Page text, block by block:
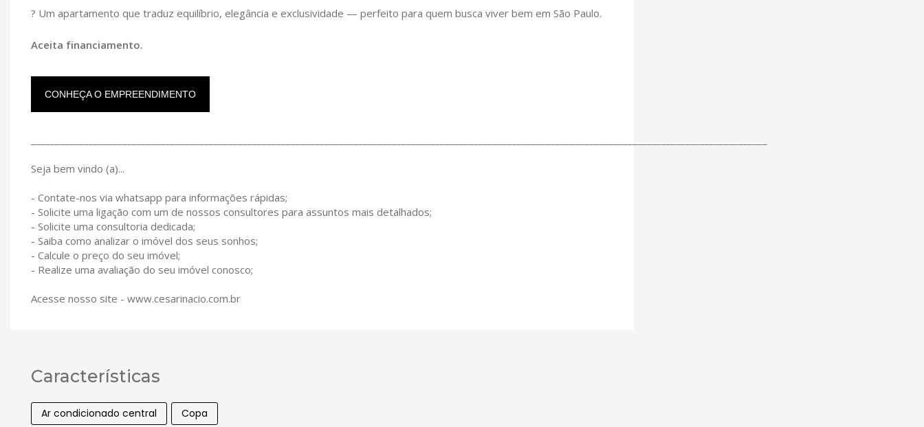
? Um apartamento que traduz equilíbrio, elegância e exclusividade — perfeito para quem busca viver bem em São Paulo.
Aceita financiamento.
CONHEÇA O EMPREENDIMENTO
Seja bem vindo (a)...
- Contate-nos via whatsapp para informações rápidas;
- Solicite uma ligação com um de nossos consultores para assuntos mais detalhados;
- Solicite uma consultoria dedicada;
- Saiba como analizar o imóvel dos seus sonhos;
- Calcule o preço do seu imóvel;
- Realize uma avaliação do seu imóvel conosco;
Acesse nosso site - www.cesarinacio.com.br
Características
Ar condicionado central Copa